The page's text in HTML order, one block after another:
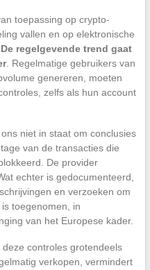
toepassing op crypto-
vallen en op elektronische
De regelgevende trend gaat
. Regelmatige gebruikers van
genereren, moeten
zelfs als hun account
niet in staat om conclusies
van de transacties die
De provider
echter is gedocumenteerd,
en verzoeken om
toegenomen, in
van het Europese kader.
controles grotendeels
verkopen, vermindert